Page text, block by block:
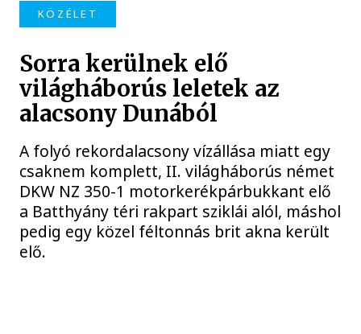
KÖZÉLET
Sorra kerülnek elő
világháborús leletek az
alacsony Dunából
A folyó rekordalacsony vízállása miatt egy
csaknem komplett, II. világháborús német
DKW NZ 350-1 motorkerékpárbukkant elő
a Batthyány téri rakpart sziklái alól, máshol
pedig egy közel féltonnás brit akna került
elő.